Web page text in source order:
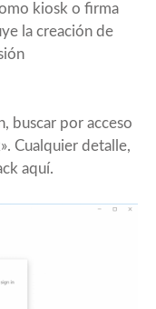
kiosk o firma
la creación de
buscar por acceso
Cualquier detalle,
aquí.